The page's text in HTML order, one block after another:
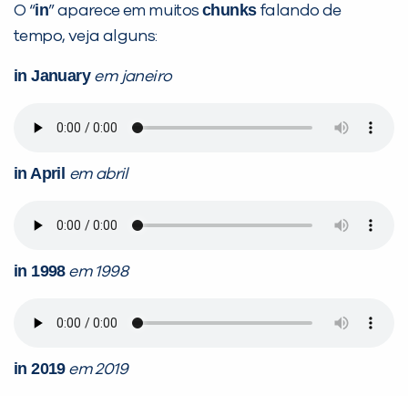
O “in” aparece em muitoschunksfalando de
tempo, veja alguns:
in January em janeiro
in April em abril
in 1998em 1998
in 2019em 2019